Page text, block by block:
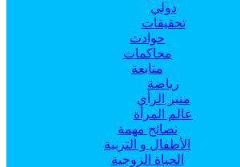
دولي
تحقيقات
حوادث
محاكمات
متابعة
رياضة
منبر الرأي
عالم المرأة
نصائح مهمة
الأطفال و التربية
الحياة الزوجية